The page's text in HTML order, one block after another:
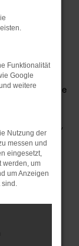
Das gilt
gerne den
zu
lassen wir Sie
komplette
auf der Hand,
und erfreuen
für den
Klingt gut?
Funktionalität
Google
weitere
Nutzung der
messen und
eingesetzt,
werden, um
um Anzeigen
sind.